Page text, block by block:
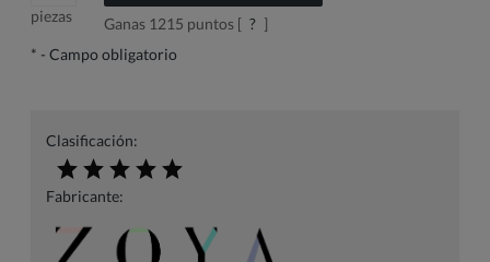
piezas
Ganas 1215 puntos [ ? ]
* - Campo obligatorio
Clasificación:
Fabricante: